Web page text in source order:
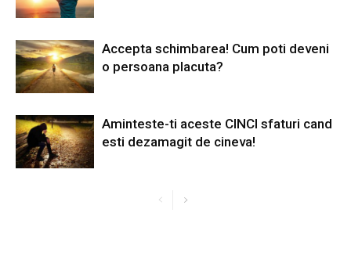
Accepta schimbarea! Cum poti deveni
o persoana placuta?
Aminteste-ti aceste CINCI sfaturi cand
esti dezamagit de cineva!